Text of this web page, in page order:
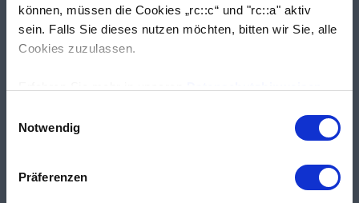
können, müssen die Cookies „rc::c“ und "rc::a" aktiv
sein. Falls Sie dieses nutzen möchten, bitten wir Sie, alle
Cookies zuzulassen.
Notwendig
Präferenzen